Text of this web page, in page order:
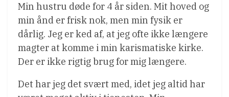
Min hustru døde for 4 år siden. Mit hoved og
min ånd er frisk nok, men min fysik er
dårlig. Jeg er ked af, at jeg ofte ikke længere
magter at komme i min karismatiske kirke.
Der er ikke rigtig brug for mig længere.
Det har jeg det svært med, idet jeg altid har